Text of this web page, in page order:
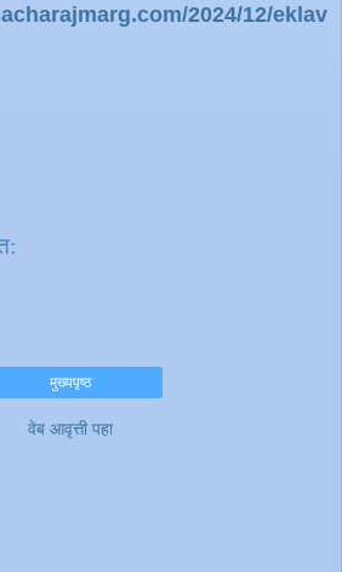
2024/12/eklav
मुख्यपृष्ठ
वेब आवृत्ती पहा